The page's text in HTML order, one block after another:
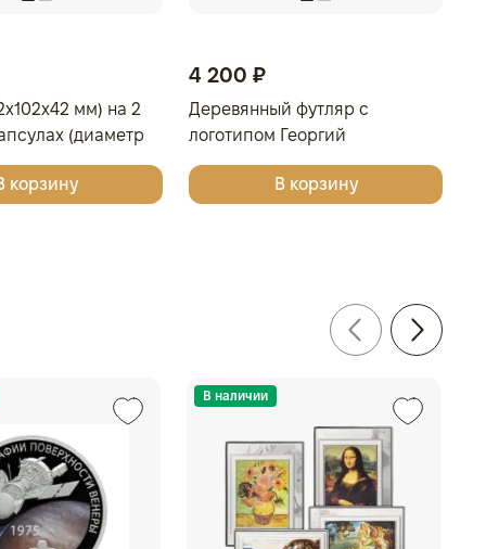
мм) на 2
(диаметр
бордовый
корзину
4 200 ₽
Деревянный футляр с
логотипом Георгий
Победоносец для 4 монет в
В корзину
В наличии